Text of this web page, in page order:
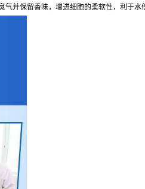
并保留香味，增进细胞的柔软性，利于